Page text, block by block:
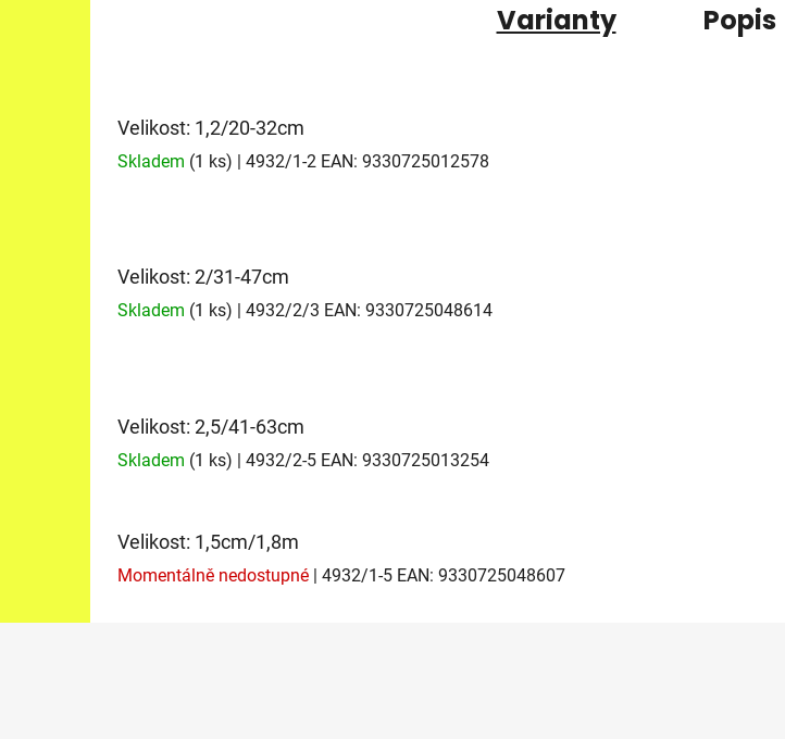
Varianty Popis
Velikost: 1,2/20-32cm
Skladem (1 ks) | 4932/1-2 EAN: 9330725012578
Velikost: 2/31-47cm
Skladem (1 ks) | 4932/2/3 EAN: 9330725048614
Velikost: 2,5/41-63cm
Skladem (1 ks) | 4932/2-5 EAN: 9330725013254
Velikost: 1,5cm/1,8m
Momentálně nedostupné | 4932/1-5 EAN: 9330725048607